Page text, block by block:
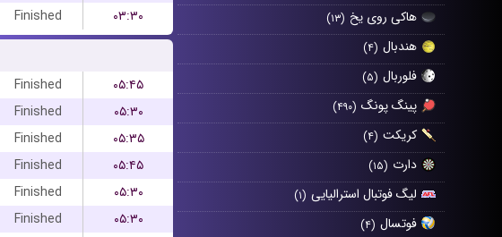
هاکی روی یخ (۱۳)
هندبال (۴)
فلوربال (۵)
پینگ پونگ (۴۹۰)
کریکت (۴)
دارت (۱۵)
لیگ فوتبال استرالیایی (۱)
فوتسال (۴)
Finished
۰۳:۳۰
Finished
۰۵:۴۵
Finished
۰۵:۳۰
Finished
۰۵:۳۵
Finished
۰۵:۴۵
Finished
۰۵:۳۰
Finished
۰۵:۳۰